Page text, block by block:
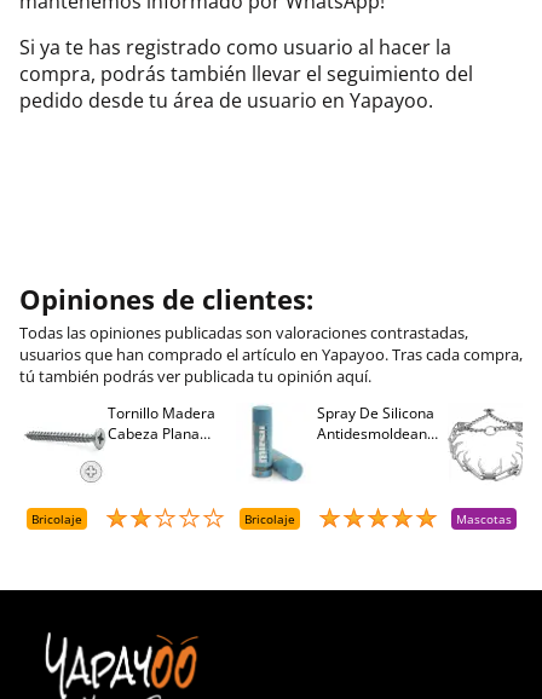
Si ya te has registrado como usuario al hacer la
compra, podrás también llevar el seguimiento del
pedido desde tu área de usuario en Yapayoo.
Opiniones de clientes:
Todas las opiniones publicadas son valoraciones contrastadas,
usuarios que han comprado el artículo en Yapayoo. Tras cada compra,
tú también podrás ver publicada tu opinión aquí.
Tornillo Madera
Cabeza Plana
Bricolaje
Spray De Silicona
Antidesmoldeante
Bricolaje Mascotas